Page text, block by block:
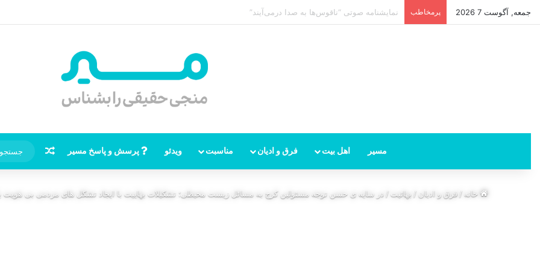
جمعه, آگوست 7 2026 پرمخاطب امام زمان از کجا ظهور می‌کند؟ محل ظهور امام زمان، نقشه راه ظهور از مکه تا پایتختی کوفه
مسیر اهل بیت فرق و ادیان مناسبت ویدئو پرسش و پاسخ مسیر نوشته
خانه/فرق و ادیان/بهائیت/در سایه ی حسن توجه مسئولین کرج به مسائل زیست محیطی؛ تشکیلات بهاییت با ایجاد تشکل های مردمی بی هویت